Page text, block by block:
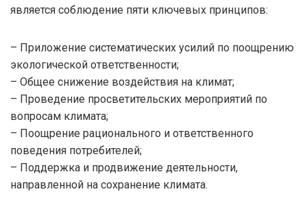
является соблюдение пяти ключевых принципов:
– Приложение систематических усилий по поощрению
экологической ответственности;
– Общее снижение воздействия на климат;
– Проведение просветительских мероприятий по
вопросам климата;
– Поощрение рационального и ответственного
поведения потребителей;
– Поддержка и продвижение деятельности,
направленной на сохранение климата.